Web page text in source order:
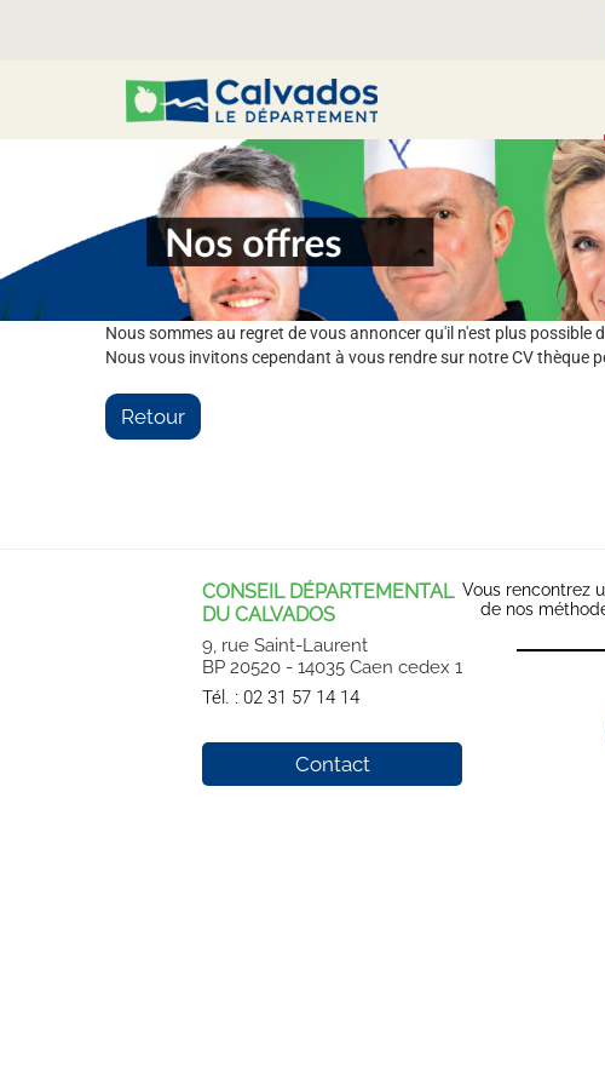
Nous sommes au regret de vous annoncer qu'il n'est plus possible
Nous vous invitons cependant à vous rendre sur notre CV thèque
Retour
CONSEIL DÉPARTEMENTAL
DU CALVADOS
9, rue Saint-Laurent
BP 20520 - 14035 Caen cedex 1
Tél. : 02 31 57 14 14
Contact
Vous rencontrez
de nos